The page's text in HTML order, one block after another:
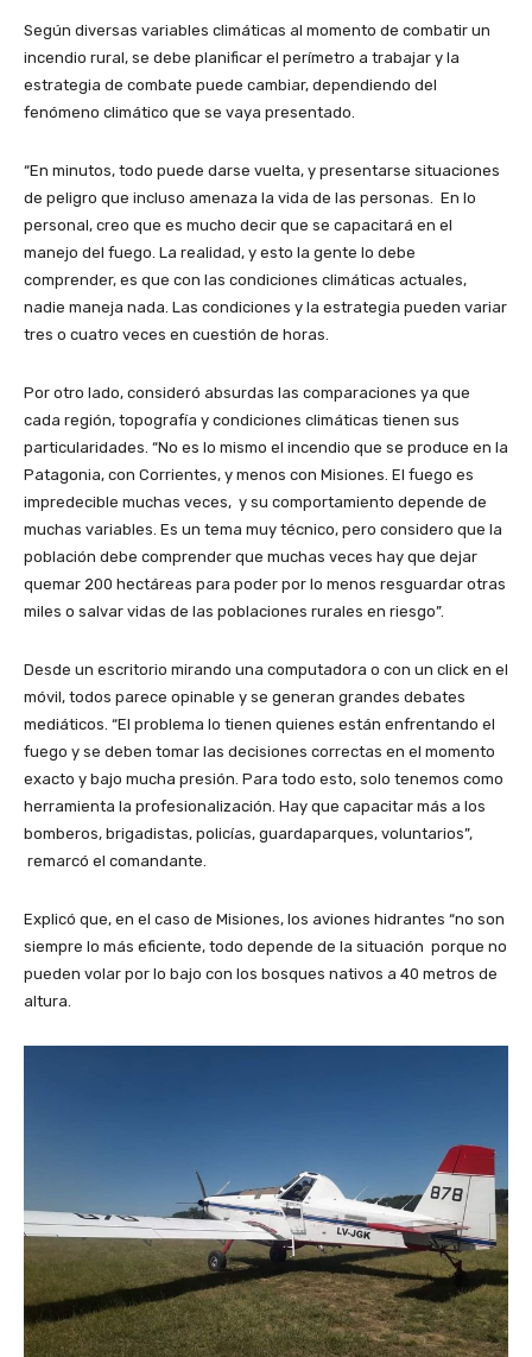
Según diversas variables climáticas al momento de combatir un
incendio rural, se debe planificar el perímetro a trabajar y la
estrategia de combate puede cambiar, dependiendo del
fenómeno climático que se vaya presentado.
“En minutos, todo puede darse vuelta, y presentarse situaciones
de peligro que incluso amenaza la vida de las personas. En lo
personal, creo que es mucho decir que se capacitará en el
manejo del fuego. La realidad, y esto la gente lo debe
comprender, es que con las condiciones climáticas actuales,
nadie maneja nada. Las condiciones y la estrategia pueden variar
tres o cuatro veces en cuestión de horas.
Por otro lado, consideró absurdas las comparaciones ya que
cada región, topografía y condiciones climáticas tienen sus
particularidades. “No es lo mismo el incendio que se produce en la
Patagonia, con Corrientes, y menos con Misiones. El fuego es
impredecible muchas veces, y su comportamiento depende de
muchas variables. Es un tema muy técnico, pero considero que la
población debe comprender que muchas veces hay que dejar
quemar 200 hectáreas para poder por lo menos resguardar otras
miles o salvar vidas de las poblaciones rurales en riesgo”.
Desde un escritorio mirando una computadora o con un click en el
móvil, todos parece opinable y se generan grandes debates
mediáticos. “El problema lo tienen quienes están enfrentando el
fuego y se deben tomar las decisiones correctas en el momento
exacto y bajo mucha presión. Para todo esto, solo tenemos como
herramienta la profesionalización. Hay que capacitar más a los
bomberos, brigadistas, policías, guardaparques, voluntarios”,
remarcó el comandante.
Explicó que, en el caso de Misiones, los aviones hidrantes “no son
siempre lo más eficiente, todo depende de la situación porque no
pueden volar por lo bajo con los bosques nativos a 40 metros de
altura.